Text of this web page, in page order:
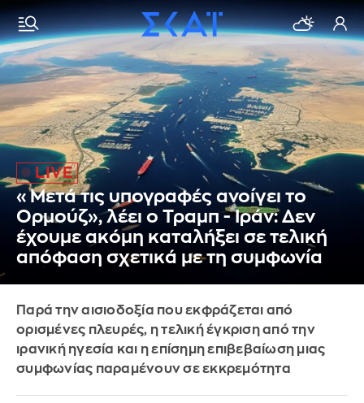
«Μετά τις υπογραφές ανοίγει το
Ορμούζ», λέει ο Τραμπ - Ιράν: Δεν
έχουμε ακόμη καταλήξει σε τελική
απόφαση σχετικά με τη συμφωνία
Παρά την αισιοδοξία που εκφράζεται από
ορισμένες πλευρές, η τελική έγκριση από την
ιρανική ηγεσία και η επίσημη επιβεβαίωση μιας
συμφωνίας παραμένουν σε εκκρεμότητα